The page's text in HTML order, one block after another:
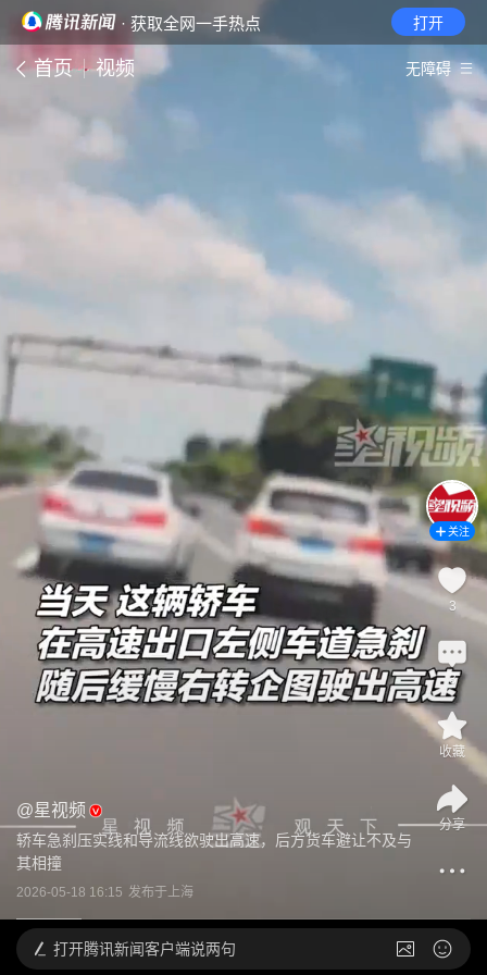
· 获取全网一手热点 打开
首页 视频 无障碍
@星视频
轿车急刹压实线和导流线欲驶出高速，后方货车避让不及与
其相撞
2026-05-18 16:15 发布于上海
关注
3
3
收藏
分享
打开腾讯新闻客户端说两句